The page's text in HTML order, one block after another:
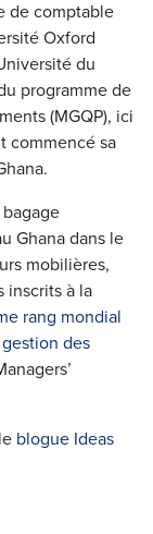
de comptable
Oxford
du
programme de
(MGQP), ici
commencé sa
Ghana dans le
mobilières,
inscrits à la
rang mondial
des
blogue Ideas